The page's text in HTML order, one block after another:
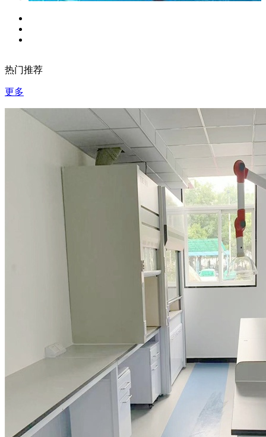
热门推荐
更多